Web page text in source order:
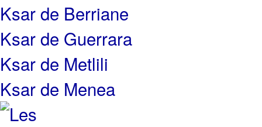
Ksar de Berriane
Ksar de Guerrara
Ksar de Metlili
Ksar de Menea